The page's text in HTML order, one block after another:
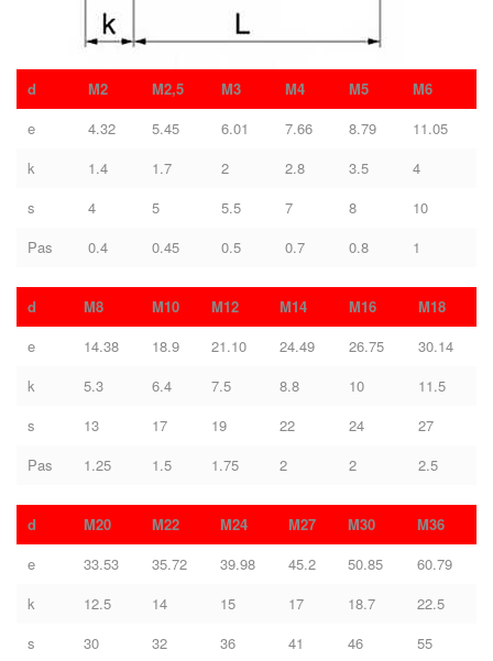
d M2 M2,5 M3 M4 M5
M6
e
4.32 5.45 6.01 7.66 8.79
11.05
k
1.4 1.7 2 2.8 3.5
4
s
4 5 5.5 7 8
10
Pas
0.4 0.45 0.5 0.7 0.8 1
d M8 M10 M12 M14 M16
M18
e
14.38 18.9 21.10 24.49 26.75
30.14
k
5.3 6.4 7.5 8.8 10
11.5
s
13 17 19 22 24
27
Pas
1.25 1.5 1.75 2 2 2.5
d M20 M22 M24 M27 M30
M36
e
33.53 35.72 39.98 45.2 50.85
60.79
k
12.5 14 15 17 18.7
22.5
s
30 32 36 41 46
55